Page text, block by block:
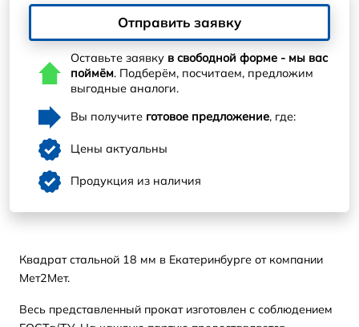
Отправить заявку
Оставьте заявку в свободной форме - мы вас
поймём. Подберём, посчитаем, предложим
выгодные аналоги.
Вы получите готовое предложение, где:
Цены актуальны
Продукция из наличия
Квадрат стальной 18 мм в Екатеринбурге от компании
Мет2Мет.
Весь представленный прокат изготовлен с соблюдением